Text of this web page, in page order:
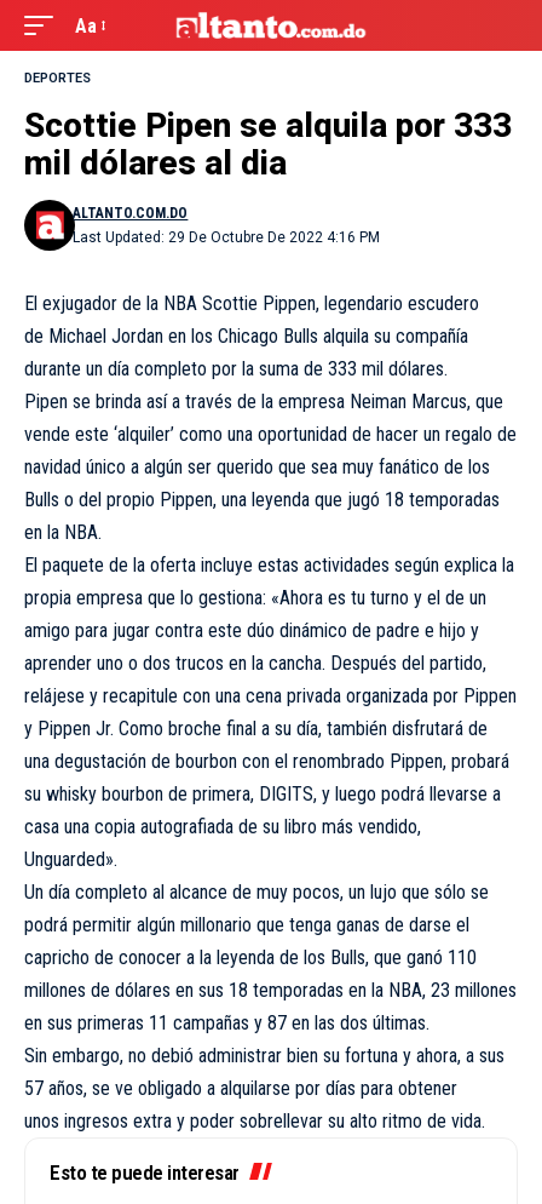
Aa
DEPORTES
Scottie Pipen se alquila por 333
mil dólares al dia
Last Updated: 29 De Octubre De 2022 4:16 PM
ALTANTO.COM.DO
El exjugador de la NBA Scottie Pippen, legendario escudero
de Michael Jordan en los Chicago Bulls alquila su compañía
durante un día completo por la suma de 333 mil dólares.
Pipen se brinda así a través de la empresa Neiman Marcus, que
vende este ‘alquiler’ como una oportunidad de hacer un regalo de
navidad único a algún ser querido que sea muy fanático de los
Bulls o del propio Pippen, una leyenda que jugó 18 temporadas
en la NBA.
El paquete de la oferta incluye estas actividades según explica la
propia empresa que lo gestiona: «Ahora es tu turno y el de un
amigo para jugar contra este dúo dinámico de padre e hijo y
aprender uno o dos trucos en la cancha. Después del partido,
relájese y recapitule con una cena privada organizada por Pippen
y Pippen Jr. Como broche final a su día, también disfrutará de
una degustación de bourbon con el renombrado Pippen, probará
su whisky bourbon de primera, DIGITS, y luego podrá llevarse a
casa una copia autografiada de su libro más vendido,
Unguarded».
Un día completo al alcance de muy pocos, un lujo que sólo se
podrá permitir algún millonario que tenga ganas de darse el
capricho de conocer a la leyenda de los Bulls, que ganó 110
millones de dólares en sus 18 temporadas en la NBA, 23 millones
en sus primeras 11 campañas y 87 en las dos últimas.
Sin embargo, no debió administrar bien su fortuna y ahora, a sus
57 años, se ve obligado a alquilarse por días para obtener
unos ingresos extra y poder sobrellevar su alto ritmo de vida.
Esto te puede interesar